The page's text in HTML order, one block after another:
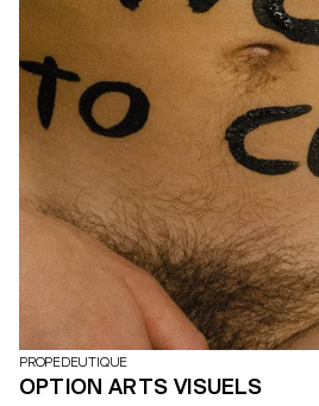
PROPEDEUTIQUE
OPTION ARTS VISUELS